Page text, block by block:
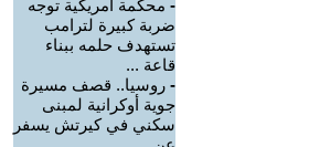
- محكمة أمريكية توجه
ضربة كبيرة لترامب
تستهدف حلمه ببناء
قاعة ...
- روسيا.. قصف مسيرة
جوية أوكرانية لمبنى
سكني في كيرتش يسفر